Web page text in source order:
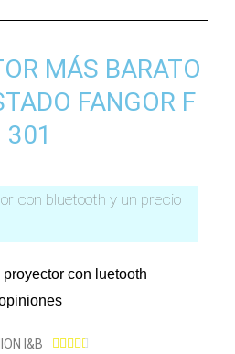
MÁS BARATO
FANGOR F
301
con bluetooth y un precio
I&B     4